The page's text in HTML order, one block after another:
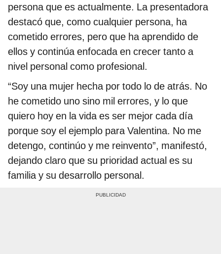
persona que es actualmente. La presentadora
destacó que, como cualquier persona, ha
cometido errores, pero que ha aprendido de
ellos y continúa enfocada en crecer tanto a
nivel personal como profesional.
“Soy una mujer hecha por todo lo de atrás. No
he cometido uno sino mil errores, y lo que
quiero hoy en la vida es ser mejor cada día
porque soy el ejemplo para Valentina. No me
detengo, continúo y me reinvento”, manifestó,
dejando claro que su prioridad actual es su
familia y su desarrollo personal.